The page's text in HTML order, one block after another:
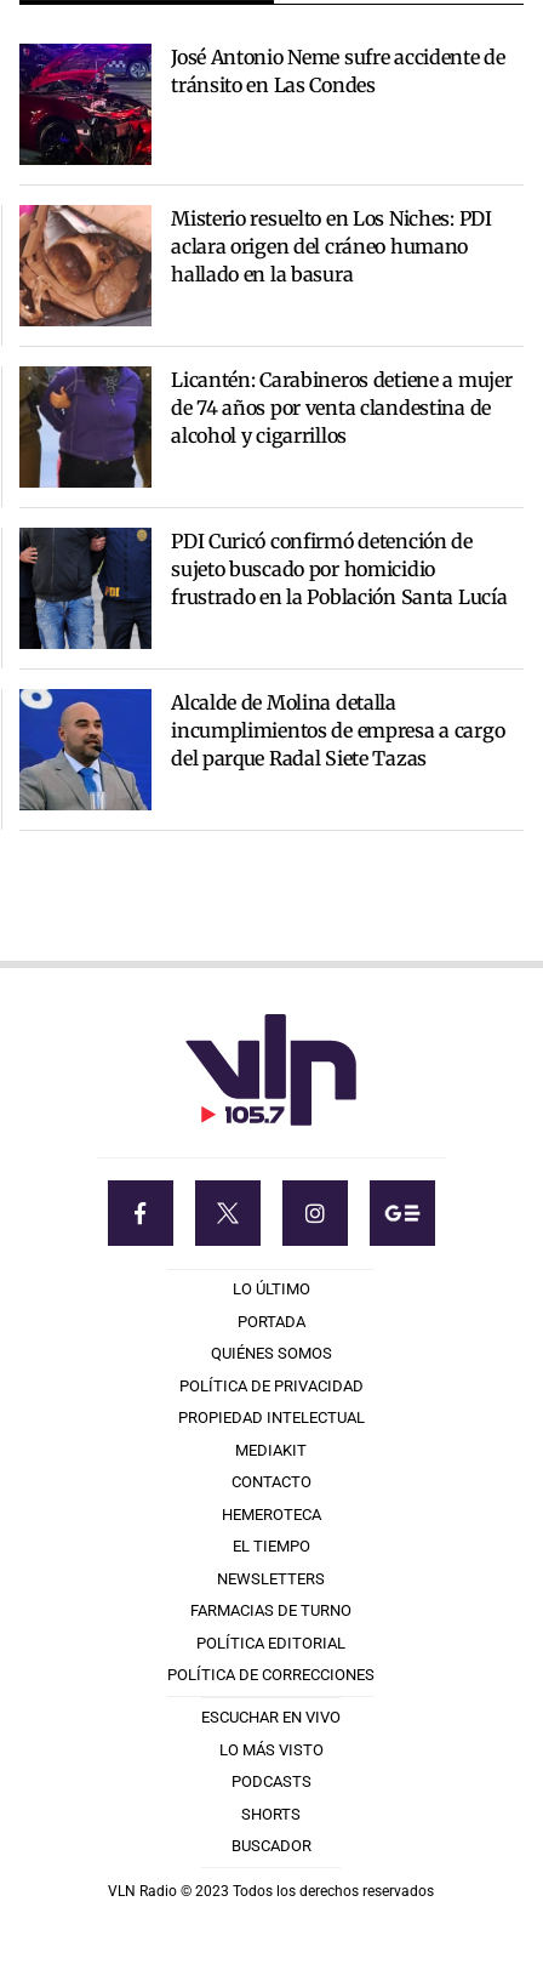
José Antonio Neme sufre accidente de
tránsito en Las Condes
Misterio resuelto en Los Niches: PDI
aclara origen del cráneo humano
hallado en la basura
Licantén: Carabineros detiene a mujer
de 74 años por venta clandestina de
alcohol y cigarrillos
PDI Curicó confirmó detención de
sujeto buscado por homicidio
frustrado en la Población Santa Lucía
Alcalde de Molina detalla
incumplimientos de empresa a cargo
del parque Radal Siete Tazas
LO ÚLTIMO
PORTADA
QUIÉNES SOMOS
POLÍTICA DE PRIVACIDAD
PROPIEDAD INTELECTUAL
MEDIAKIT
CONTACTO
HEMEROTECA
EL TIEMPO
NEWSLETTERS
FARMACIAS DE TURNO
POLÍTICA EDITORIAL
POLÍTICA DE CORRECCIONES
ESCUCHAR EN VIVO
LO MÁS VISTO
PODCASTS
SHORTS
BUSCADOR
VLN Radio © 2023 Todos los derechos reservados